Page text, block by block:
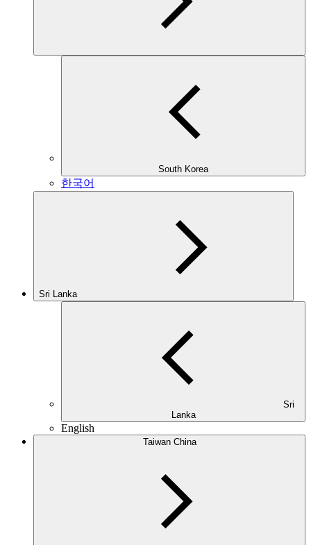
South Korea
한국어
Sri Lanka
Lanka
English
Taiwan China